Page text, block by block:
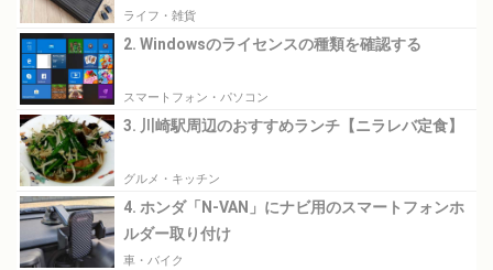
ライフ・雑貨
2. Windowsのライセンスの種類を確認する
スマートフォン・パソコン
3. 川崎駅周辺のおすすめランチ【ニラレバ定食】
グルメ・キッチン
4. ホンダ「N-VAN」にナビ用のスマートフォンホ
ルダー取り付け
車・バイク